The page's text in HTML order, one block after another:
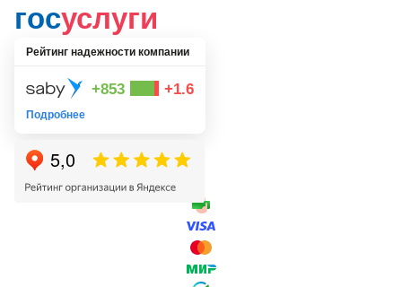
госуслуги
Рейтинг надежности компании
+853 +1.6
Подробнее